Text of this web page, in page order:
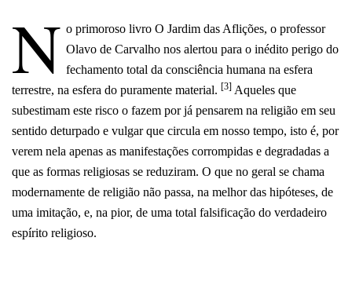
N o primoroso livro O Jardim das Aflições, o professor
Olavo de Carvalho nos alertou para o inédito perigo do
fechamento total da consciência humana na esfera
terrestre, na esfera do puramente material. [3] Aqueles que
subestimam este risco o fazem por já pensarem na religião em seu
sentido deturpado e vulgar que circula em nosso tempo, isto é, por
verem nela apenas as manifestações corrompidas e degradadas a
que as formas religiosas se reduziram. O que no geral se chama
modernamente de religião não passa, na melhor das hipóteses, de
uma imitação, e, na pior, de uma total falsificação do verdadeiro
espírito religioso.